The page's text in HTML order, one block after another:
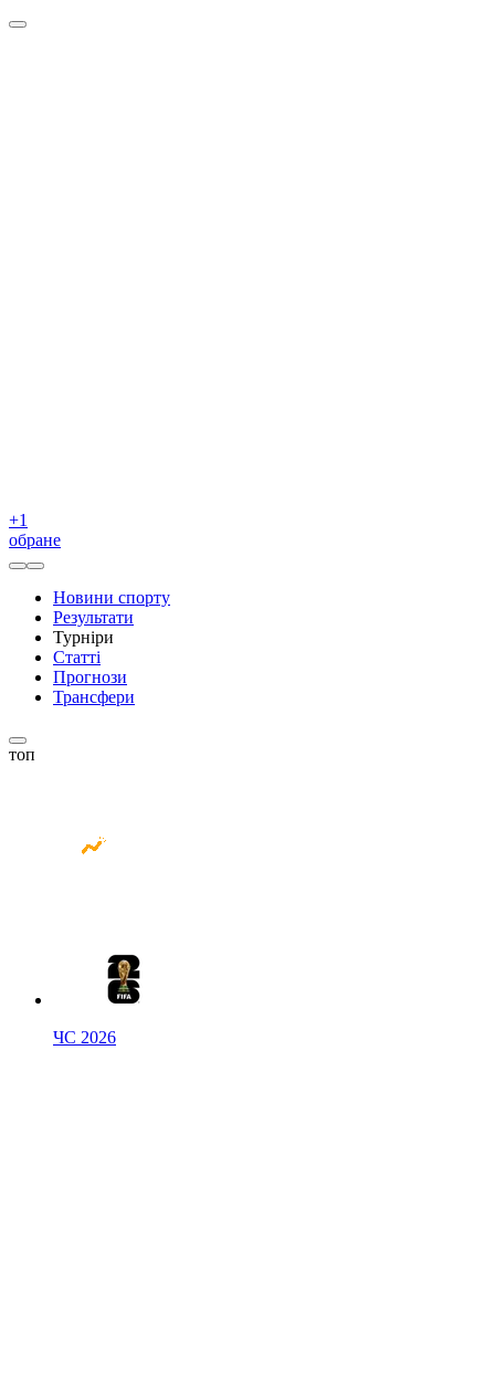
+1
обране
Новини спорту
Результати
Турніри
Статті
Прогнози
Трансфери
топ
ЧС 2026